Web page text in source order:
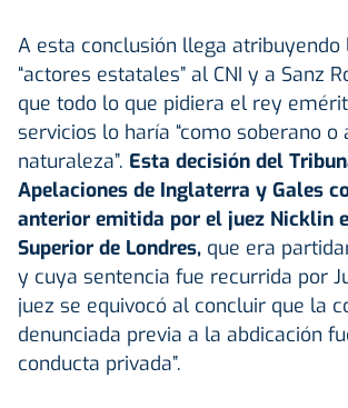
A esta conclusión llega atribuyendo
“actores estatales” al CNI y a Sanz
que todo lo que pidiera el rey
servicios lo haría “como soberano o
naturaleza”. Esta decisión del
Apelaciones de Inglaterra y Gales
anterior emitida por el juez Nicklin
Superior de Londres, que era
y cuya sentencia fue recurrida por
juez se equivocó al concluir que la
denunciada previa a la abdicación
conducta privada”.